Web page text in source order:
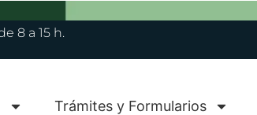
8 a 15 h.
Trámites y Formularios